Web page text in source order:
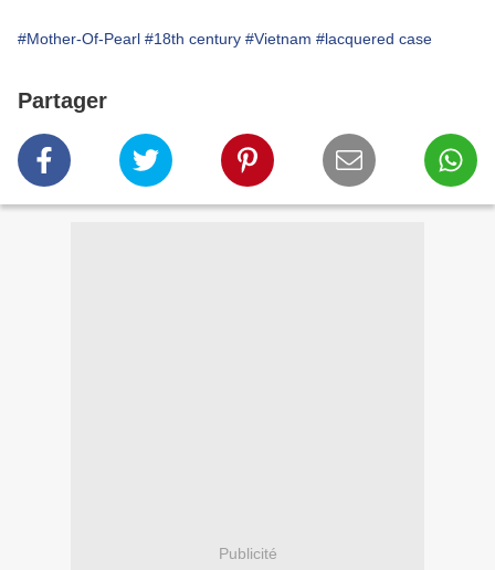
#Mother-Of-Pearl #18th century #Vietnam # lacquered case
Partager
Publicité